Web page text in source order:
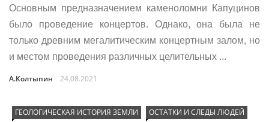
Основным предназначением каменоломни Капуцинов
было проведение концертов. Однако, она была не
только древним мегалитическим концертным залом, но
и местом проведения различных целительных ...
А.Колтыпин 24.08.2021
ГЕОЛОГИЧЕСКАЯ ИСТОРИЯ ЗЕМЛИ ОСТАТКИ И СЛЕДЫ ЛЮДЕЙ